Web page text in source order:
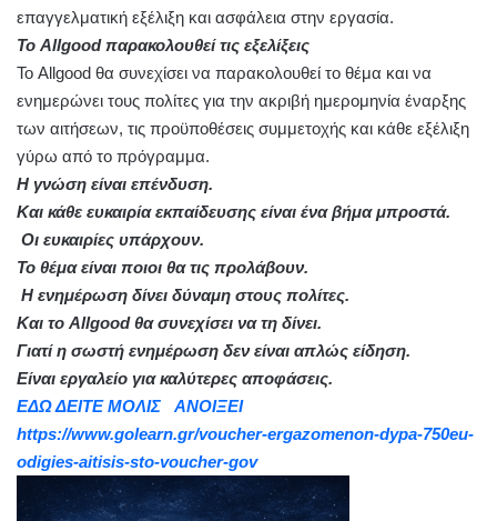
επαγγελματική εξέλιξη και ασφάλεια στην εργασία.
Το Allgood παρακολουθεί τις εξελίξεις
Το Allgood θα συνεχίσει να παρακολουθεί το θέμα και να
ενημερώνει τους πολίτες για την ακριβή ημερομηνία έναρξης
των αιτήσεων, τις προϋποθέσεις συμμετοχής και κάθε εξέλιξη
γύρω από το πρόγραμμα.
Η γνώση είναι επένδυση.
Και κάθε ευκαιρία εκπαίδευσης είναι ένα βήμα μπροστά.
Οι ευκαιρίες υπάρχουν.
Το θέμα είναι ποιοι θα τις προλάβουν.
Η ενημέρωση δίνει δύναμη στους πολίτες.
Και το Allgood θα συνεχίσει να τη δίνει.
Γιατί η σωστή ενημέρωση δεν είναι απλώς είδηση.
Είναι εργαλείο για καλύτερες αποφάσεις.
ΕΔΩ ΔΕΙΤΕ ΜΟΛΙΣ ΑΝΟΙΞΕΙ
https://www.golearn.gr/voucher-ergazomenon-dypa-750eu-
odigies-aitisis-sto-voucher-gov